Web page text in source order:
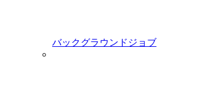
バックグラウンドジョブ